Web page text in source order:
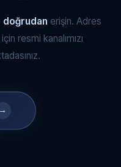
doğrudan erişin. Adres
resmi kanalımızı
→